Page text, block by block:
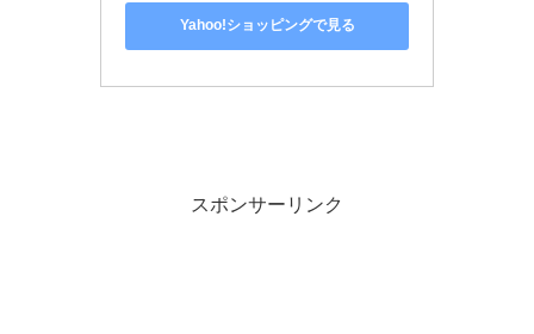
Yahoo!ショッピングで見る
スポンサーリンク